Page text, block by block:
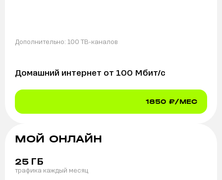
Дополнительно: 100 ТВ-каналов
Домашний интернет от 100 Мбит/с
1850 ₽/МЕС
МОЙ ОНЛАЙН
25 ГБ
трафика каждый месяц